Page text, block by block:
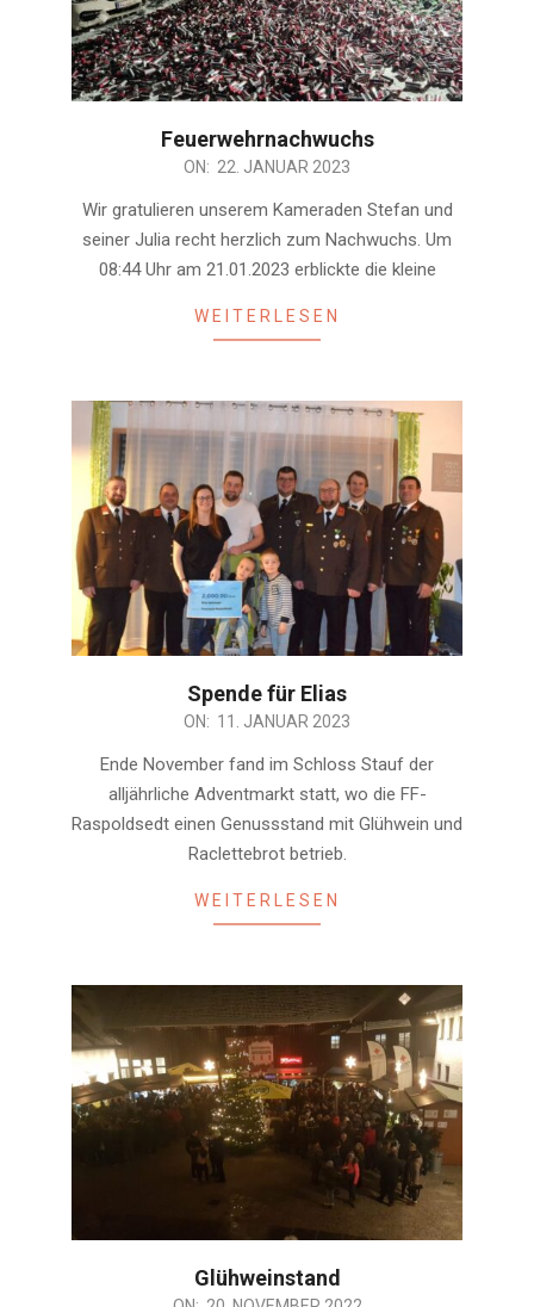
Feuerwehrnachwuchs
ON: 22. JANUAR 2023
Wir gratulieren unserem Kameraden Stefan und
seiner Julia recht herzlich zum Nachwuchs. Um
08:44 Uhr am 21.01.2023 erblickte die kleine
WEITERLESEN
Spende für Elias
ON: 11. JANUAR 2023
Ende November fand im Schloss Stauf der
alljährliche Adventmarkt statt, wo die FF-
Raspoldsedt einen Genussstand mit Glühwein und
Raclettebrot betrieb.
WEITERLESEN
Glühweinstand